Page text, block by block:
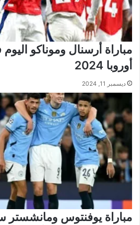
مباراة أرسنال وموناكو
أوروبا 2024
ديسمبر 11, 2024
مباراة يوفنتوس